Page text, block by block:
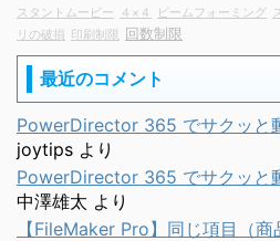
スタントムービー
４×４ ビームフォーミング
リの破損 印刷制限 回数制限
最近のコメント
PowerDirector 365 でサクッと
joytips より
PowerDirector 365 でサクッと
中澤雄太 より
【FileMaker Pro】同じ項目（